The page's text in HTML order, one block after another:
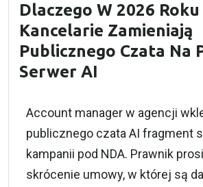
Dlaczego W 2026
Kancelarie Zamieniają
Publicznego Czata Na
Serwer AI
Account manager w agencji
publicznego czata AI fragment
kampanii pod NDA. Prawnik
skrócenie umowy, w której są